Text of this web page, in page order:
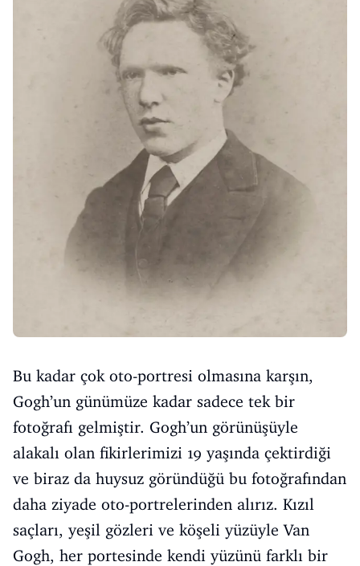
Bu kadar çok oto-portresi olmasına karşın,
Gogh’un günümüze kadar sadece tek bir
fotoğrafı gelmiştir. Gogh’un görünüşüyle
alakalı olan fikirlerimizi 19 yaşında çektirdiği
ve biraz da huysuz göründüğü bu fotoğrafından
daha ziyade oto-portrelerinden alırız. Kızıl
saçları, yeşil gözleri ve köşeli yüzüyle Van
Gogh, her portesinde kendi yüzünü farklı bir